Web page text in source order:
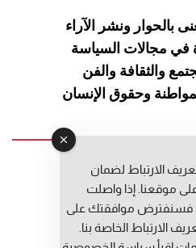
بالحوار ونشر
الآراء
في مجالات السياسة
والثقافة والفن
وحقوق الإنسان
الرحيم التوراني
المعطي قبال
فاطمة حوحو
الارتباط لضمان
موقعنا. إذا واصلت
فسنفترض موافقتك على
الارتباط الخاصة بنا.